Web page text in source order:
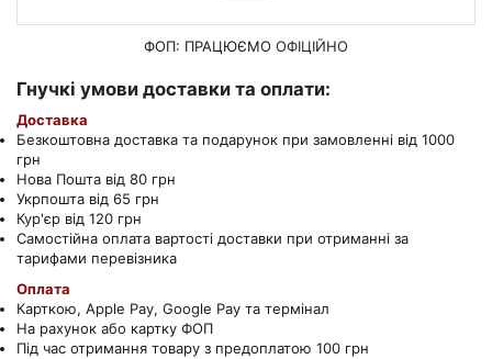
ФОП: ПРАЦЮЄМО ОФІЦІЙНО
Гнучкі умови доставки та оплати:
Доставка
Безкоштовна доставка та подарунок при замовленні від 1000
грн
Нова Пошта від 80 грн
Укрпошта від 65 грн
Кур'єр від 120 грн
Самостійна оплата вартості доставки при отриманні за
тарифами перевізника
Оплата
Карткою, Apple Pay, Google Pay та термінал
На рахунок або картку ФОП
Під час отримання товару з предоплатою 100 грн